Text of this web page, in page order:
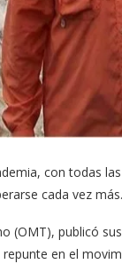
con todas
cada vez
(OMT), publicó
en el